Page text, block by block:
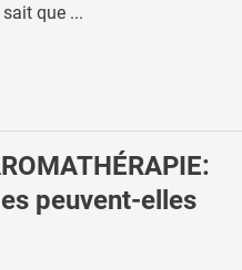
que ...
peuvent-elles